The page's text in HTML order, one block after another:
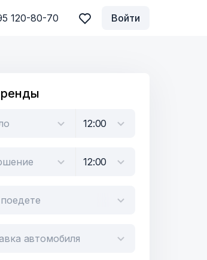
120-80-70 Войти
автомобиля